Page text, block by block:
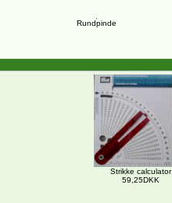
Rundpinde
Strikke calculator
59,25DKK